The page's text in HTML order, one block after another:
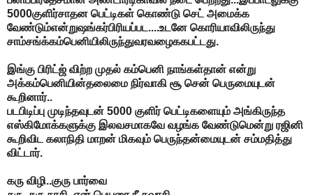
5000குளிர்சாதன பெட்டிகள் கொண்டு செட் அமைக்க
வேண்டும்என்றுஷங்கர்பிரியப்பட....உடனே கொரியாவிலிருந்து
சாம்சங்க்கம்பெனியிலிருந்துவரவழைககபட்டது.
இங்கு பிரிட்ஜ் விற்ற முதல் கம்பெனி நாங்கள்தான் என்று
அக்கம்பெனியின்தலைமை நிர்வாகி சூ சென் பெருமையுடன்
கூறினார்..
படபிடிப்பு முடிந்தவுடன் 5000 குளிர் பெட்டிகளையும் அங்கிருந்த
எஸ்கிமோக்களுக்கு இலவசமாகவே வழங்க வேண்டுமென்று ரஜினி
கூறிவிட கலாநிதி மாறன் மிகவும் பெருந்தன்மையுடன் சம்மதித்து
விட்டார்.
கரு விழி..குரு பார்வை